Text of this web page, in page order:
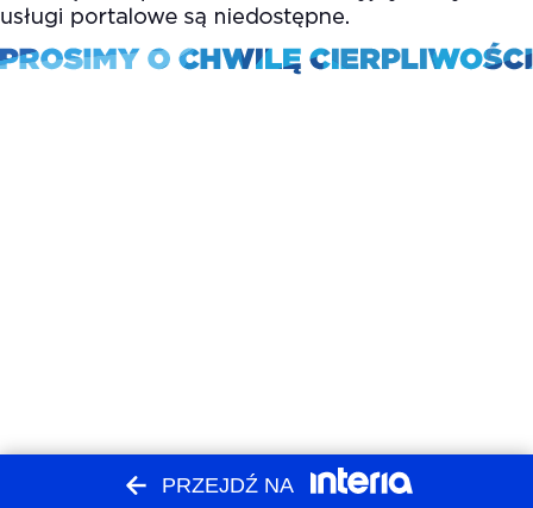
PRZEJDŹ NA